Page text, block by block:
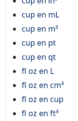
cup en mL
cup en m³
cup en pt
cup en qt
fl oz en L
fl oz en cm³
fl oz en cup
fl oz en ft³